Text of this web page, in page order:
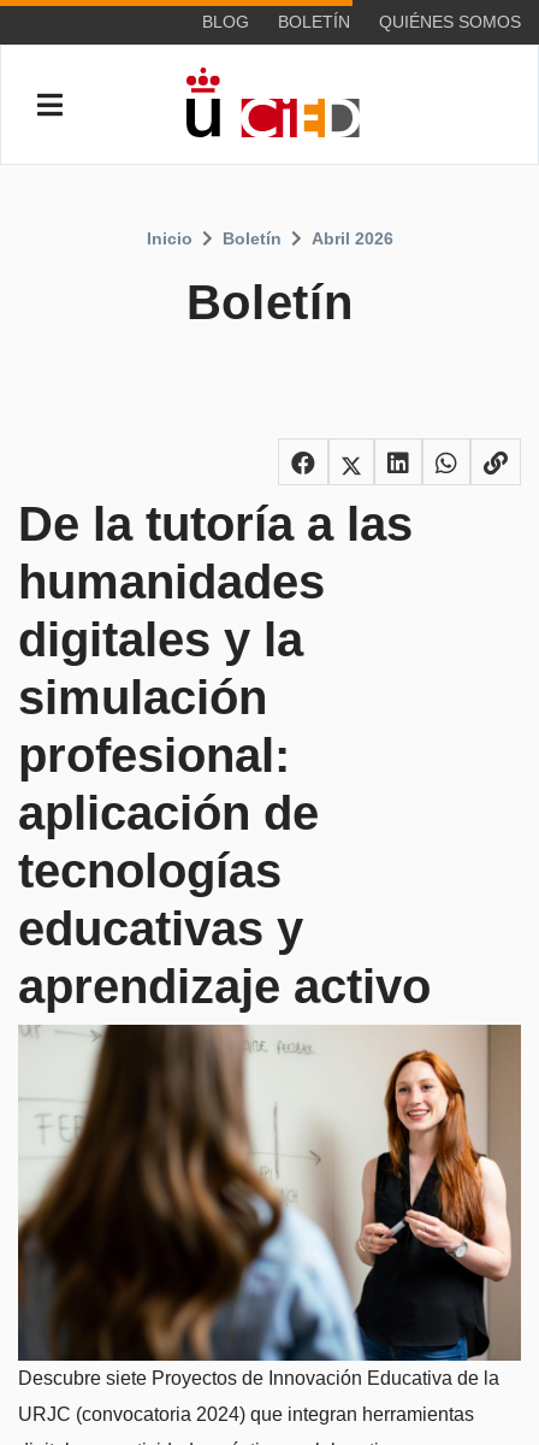
BLOG BOLETÍN QUIÉNES SOMOS
Boletín
Inicio Boletín Abril 2026
De la tutoría a las
humanidades
digitales y la
simulación
profesional:
aplicación de
tecnologías
educativas y
aprendizaje activo
Descubre siete Proyectos de Innovación Educativa de la
URJC (convocatoria 2024) que integran herramientas